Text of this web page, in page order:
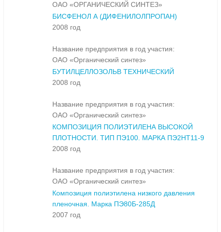
ОАО «ОРГАНИЧЕСКИЙ СИНТЕЗ»
БИСФЕНОЛ А (ДИФЕНИЛОЛПРОПАН)
2008 год
Название предприятия в год участия:
ОАО «Органический синтез»
БУТИЛЦЕЛЛОЗОЛЬВ ТЕХНИЧЕСКИЙ
2008 год
Название предприятия в год участия:
ОАО «Органический синтез»
КОМПОЗИЦИЯ ПОЛИЭТИЛЕНА ВЫСОКОЙ
ПЛОТНОСТИ. ТИП ПЭ100. МАРКА ПЭ2НТ11-9
2008 год
Название предприятия в год участия:
ОАО «Органический синтез»
Композиция полиэтилена низкого давления
пленочная. Марка ПЭ80Б-285Д
2007 год